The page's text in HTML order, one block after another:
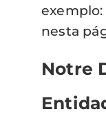
nesta
Notre